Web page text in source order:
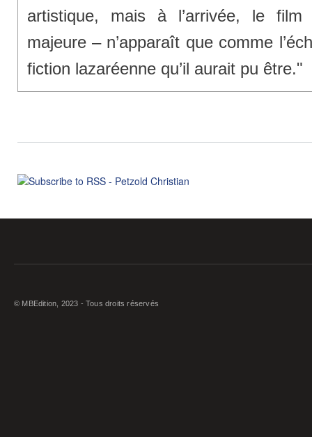
artistique, mais à l’arrivée, le
majeure – n’apparaît que comme
fiction lazaréenne qu’il aurait pu être."
© MBEdition, 2023 - Tous droits réservés